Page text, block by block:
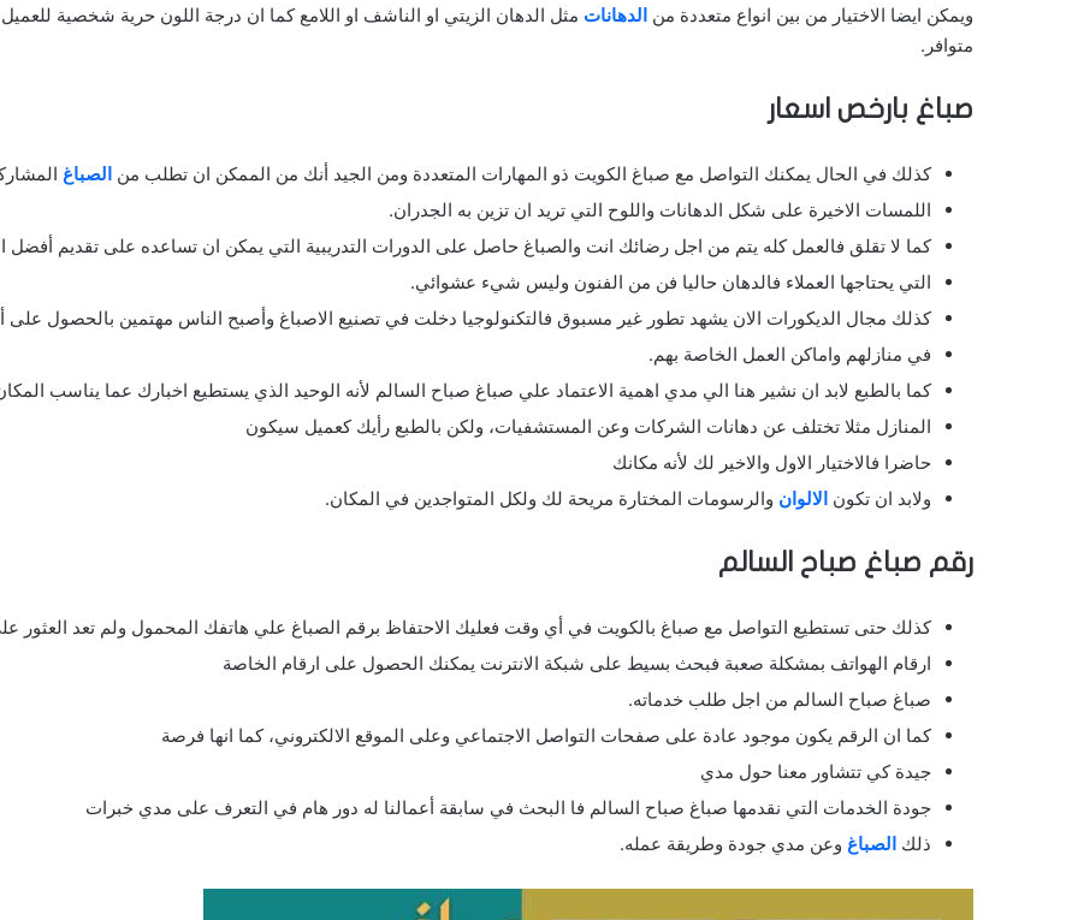
ويمكن ايضا الاختيار من بين انواع متعددة من الدهانات مثل الدهان الزيتي او الناشف او اللامع كما ان درجة اللون حرية شخصية
متوافر.
صباغ بارخص اسعار
كذلك في الحال يمكنك التواصل مع صباغ الكويت ذو المهارات المتعددة ومن الجيد أنك من الممكن ان تطلب من الصباغ
اللمسات الاخيرة على شكل الدهانات واللوح التي تريد ان تزين به الجدران.
كما لا تقلق فالعمل كله يتم من اجل رضائك انت والصباغ حاصل على الدورات التدريبية التي يمكن ان تساعده على تقديم أفضل
التي يحتاجها العملاء فالدهان حاليا فن من الفنون وليس شيء عشوائي.
كذلك مجال الديكورات الان يشهد تطور غير مسبوق فالتكنولوجيا دخلت في تصنيع الاصباغ وأصبح الناس مهتمين بالحصول على
في منازلهم واماكن العمل الخاصة بهم.
كما بالطبع لابد ان نشير هنا الي مدي اهمية الاعتماد علي صباغ صباح السالم لأنه الوحيد الذي يستطيع اخبارك عما يناسب
المنازل مثلا تختلف عن دهانات الشركات وعن المستشفيات، ولكن بالطبع رأيك كعميل سيكون
حاضرا فالاختيار الاول والاخير لك لأنه مكانك
ولابد ان تكون الالوان والرسومات المختارة مريحة لك ولكل المتواجدين في المكان.
رقم صباغ صباح السالم
كذلك حتى تستطيع التواصل مع صباغ بالكويت في أي وقت فعليك الاحتفاظ برقم الصباغ علي هاتفك المحمول ولم تعد العثور
ارقام الهواتف بمشكلة صعبة فبحث بسيط على شبكة الانترنت يمكنك الحصول على ارقام الخاصة
صباغ صباح السالم من اجل طلب خدماته.
كما ان الرقم يكون موجود عادة على صفحات التواصل الاجتماعي وعلى الموقع الالكتروني، كما انها فرصة
جيدة كي تتشاور معنا حول مدي
جودة الخدمات التي نقدمها صباغ صباح السالم فا البحث في سابقة أعمالنا له دور هام في التعرف على مدي خبرات
ذلك الصباغ وعن مدي جودة وطريقة عمله.